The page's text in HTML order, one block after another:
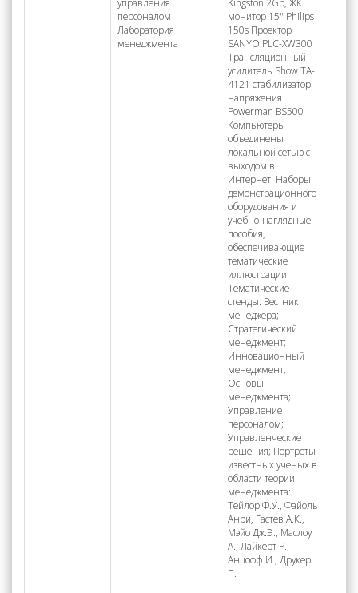
персоналом
Лаборатория
менеджмента
монитор 15" Philips
150s Проектор
SANYO PLC-XW300
Трансляционный
усилитель Show TA-
4121 стабилизатор
напряжения
Powerman BS500
Компьютеры
объединены
локальной сетью с
выходом в
Интернет. Наборы
демонстрационного
оборудования и
учебно-наглядные
пособия,
обеспечивающие
тематические
иллюстрации:
Тематические
стенды: Вестник
менеджера;
Стратегический
менеджмент;
Инновационный
менеджмент;
Основы
менеджмента;
Управление
персоналом;
Управленческие
решения; Портреты
известных ученых в
области теории
менеджмента:
Тейлор Ф.У., Файоль
Анри, Гастев А.К.,
Мэйо Дж.Э., Маслоу
А., Лайкерт Р.,
Анцофф И., Друкер
П.